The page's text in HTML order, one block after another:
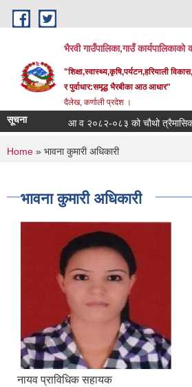
Skip to main content
भैरवी गाउँपालिका,गाउँ कार्यपालिकाको
"शिक्षा,स्वास्थ्य,कृषि,पर्यटन,हरियाली
र पुर्वाधार:समृद्ध भैरबीका आठ आधार"
दैलेख, कर्णाली प्रदेश ।
सूचना आ व २०८२-०८३ को चौथो त्रैमासिक
You are here
Home » भावना कुमारी अधिकारी
भावना कुमारी अधिकारी
नायव प्राविधिक सहायक